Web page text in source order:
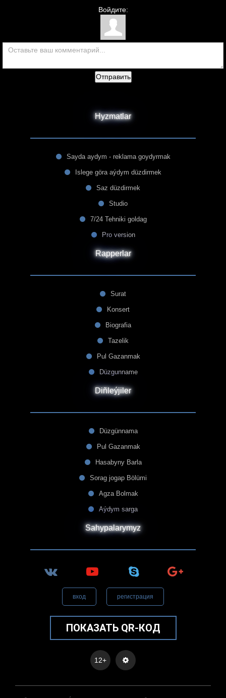
Войдите:
Отправить
Hyzmatlar
Sayda aydym - reklama goydyrmak
Islege göra aýdym düzdirmek
Saz düzdirmek
Studio
7/24 Tehniki goldag
Pro version
Rapperlar
Surat
Konsert
Biografia
Tazelik
Pul Gazanmak
Düzgunname
Diñleýjiler
Düzgünnama
Pul Gazanmak
Hasabyny Barla
Sorag jogap Bölümi
Agza Bolmak
Aýdym sarga
Sahypalarymyz
вход регистрация
ПОКАЗАТЬ QR-КОД
12+